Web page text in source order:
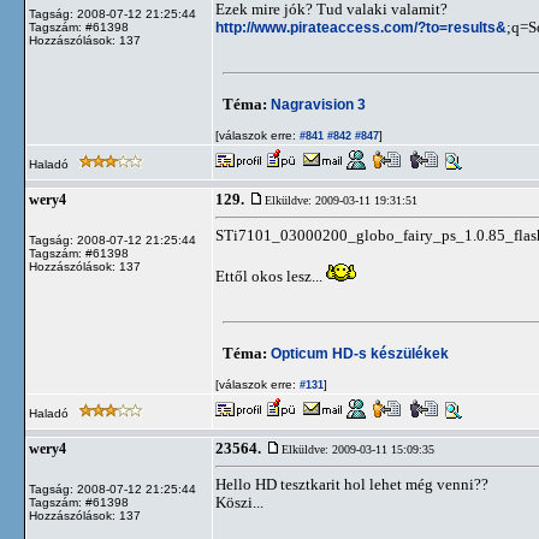
Tagság: 2008-07-12 21:25:44
Tagszám: #61398
Hozzászólások: 137
Ezek mire jók? Tud valaki valamit?
http://www.pirateaccess.com/?to=results&
Téma: Nagravision 3
[válaszok erre: #841 #842 #847]
Haladó
wery4
Tagság: 2008-07-12 21:25:44
Tagszám: #61398
Hozzászólások: 137
129. Elküldve: 2009-03-11 19:31:51
Ettől okos lesz...
Téma: Opticum HD-s készülékek
[válaszok erre: #131]
Haladó
wery4
Tagság: 2008-07-12 21:25:44
Tagszám: #61398
Hozzászólások: 137
23564. Elküldve: 2009-03-11 15:09:35
Hello HD tesztkarit hol lehet még venni??
Köszi...